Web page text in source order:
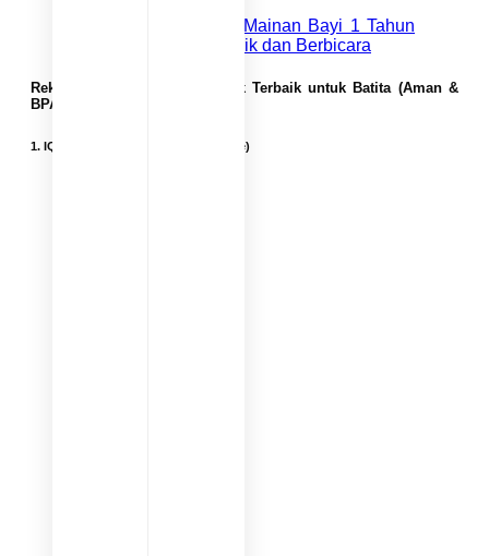
4 Jenis Mainan Bayi 1 Tahun
Untuk Stimulasi Motorik dan Berbicara
Rekomendasi Mainan Sensorik Terbaik untuk Batita (Aman &
BPA Free)
1. IQAngel Rattle & Teether (BPA Free)